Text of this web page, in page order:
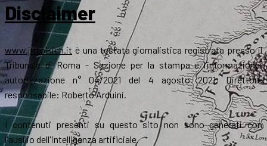
Disclaimer
www.jrrtolkien.it è una testata giornalistica registrata presso il
Tribunale di Roma - Sezione per la stampa e l’informazione,
autorizzazione n° 04/2021 del 4 agosto 2021. Direttore
responsabile: Roberto Arduini.
I contenuti presenti su questo sito non sono generati con
l'ausilio dell'intelligenza artificiale.